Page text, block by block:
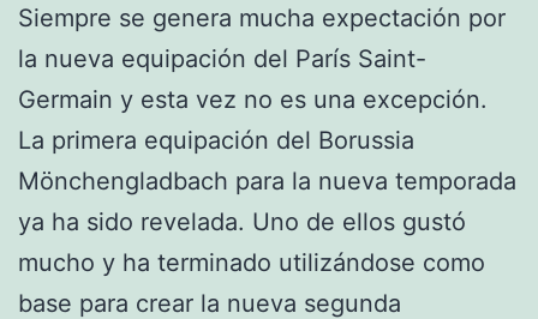
Siempre se genera mucha expectación por
la nueva equipación del París Saint-
Germain y esta vez no es una excepción.
La primera equipación del Borussia
Mönchengladbach para la nueva temporada
ya ha sido revelada. Uno de ellos gustó
mucho y ha terminado utilizándose como
base para crear la nueva segunda